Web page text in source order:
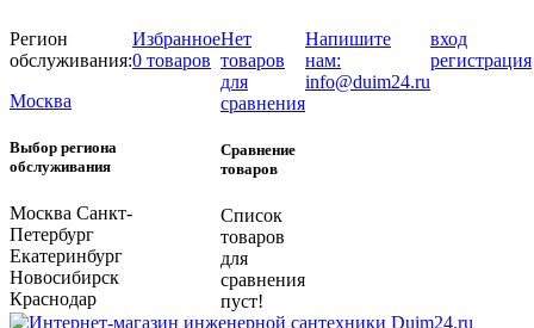
Регион
обслуживания:
Москва
Выбор региона
обслуживания
Москва Санкт-
Петербург
Екатеринбург
Новосибирск
Краснодар
Избранное
0 товаров
Нет
товаров
для
сравнения
Сравнение
товаров
Список
товаров
для
сравнения
пуст!
Напишите
нам:
info@duim24.ru
вход
регистрация